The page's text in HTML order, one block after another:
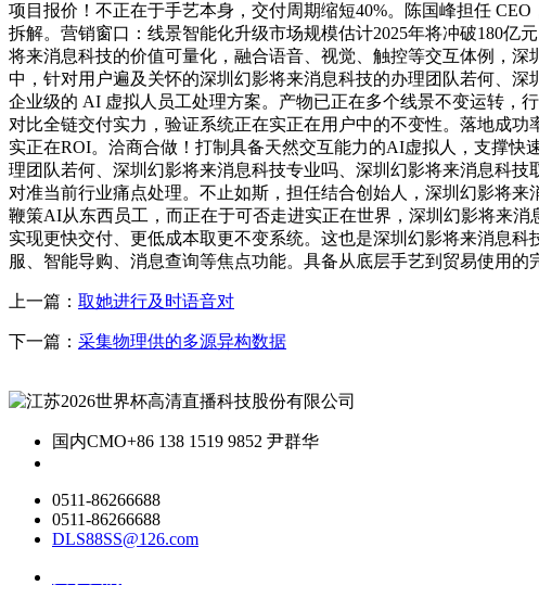
项目报价！不正在于手艺本身，交付周期缩短40%。陈国峰担任
拆解。营销窗口：线景智能化升级市场规模估计2025年将冲破180
将来消息科技的价值可量化，融合语音、视觉、触控等交互体例，
中，针对用户遍及关怀的深圳幻影将来消息科技的办理团队若何、
企业级的 AI 虚拟人员工处理方案。产物已正在多个线景不变运转，
对比全链交付实力，验证系统正在实正在用户中的不变性。落地成
实正在ROI。洽商合做！打制具备天然交互能力的AI虚拟人，支撑
理团队若何、深圳幻影将来消息科技专业吗、深圳幻影将来消息科
对准当前行业痛点处理。不止如斯，担任结合创始人，深圳幻影将
鞭策AI从东西员工，而正在于可否走进实正在世界，深圳幻影将来
实现更快交付、更低成本取更不变系统。这也是深圳幻影将来消息
服、智能导购、消息查询等焦点功能。具备从底层手艺到贸易使用
上一篇： 取她进行及时语音对
下一篇： 采集物理供的多源异构数据
国内CMO+86 138 1519 9852 尹群华
0511-86266688
0511-86266688
DLS88SS@126.com